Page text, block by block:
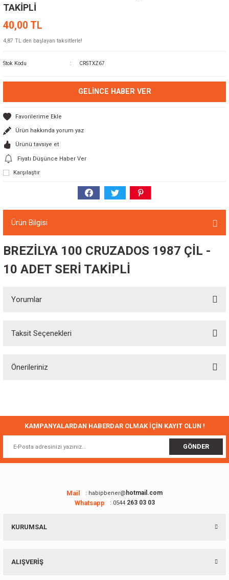
TAKİPLİ
40,00 TL
4,87 TL den başlayan taksitlerle!
Stok Kodu CRSTXZ67
GELINCE HABER VER
Ürün hakkında yorum yaz
Ürünü tavsiye et
Fiyatı Düşünce Haber Ver
Karşılaştır
Ürün Bilgisi
BREZİLYA 100 CRUZADOS 1987 ÇİL -
10 ADET SERİ TAKİPLİ
Yorumlar
Taksit Seçenekleri
Önerileriniz
Ürün resmi kalitesiz, bozuk veya görüntülenemiyor.
Ürün fiyatı diğer sitelerden daha pahalı.
Bu ürüne benzer farklı alternatifler olmalı.
KAMPANYALARDAN HABERDAR OLMAK İÇİN KAYIT OLUN !
GÖNDER
Mail : habipbener@ hotmail.com
Whatsapp : 0544263 03 03
KURUMSAL
ALIŞVERİŞ